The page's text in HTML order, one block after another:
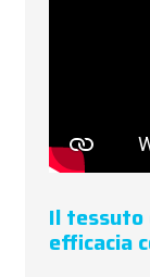
Il tessuto
efficacia